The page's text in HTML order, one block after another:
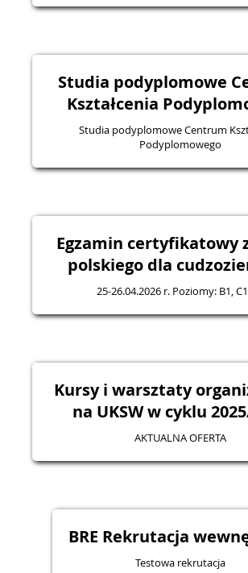
Studia podyplomowe
Kształcenia
Studia podyplomowe Centrum
Podyplomowego
Egzamin certyfikatowy
polskiego dla
25-26.04.2026 r. Poziomy: B1,
Kursy i warsztaty
na UKSW w cyklu
AKTUALNA OFERTA
BRE Rekrutacja
Testowa rekrutacja